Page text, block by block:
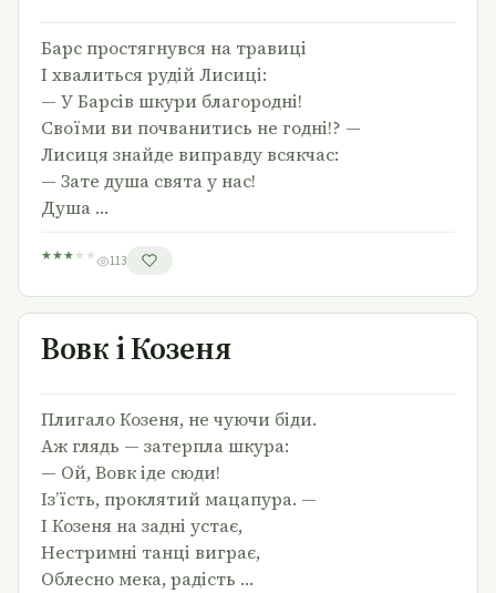
Барс простягнувся на травиці
І хвалиться рудій Лисиці:
— У Барсів шкури благородні!
Своїми ви почванитись не годні!? —
Лисиця знайде виправду всякчас:
— Зате душа свята у нас!
Душа …
★★★ ★ ★ 113
Вовк і Козеня
Вовк і Козеня
Плигало Козеня, не чуючи біди.
Аж глядь — затерпла шкура:
— Ой, Вовк іде сюди!
Із’їсть, проклятий мацапура. —
І Козеня на задні устає,
Нестримні танці виграє,
Облесно мека, радість …